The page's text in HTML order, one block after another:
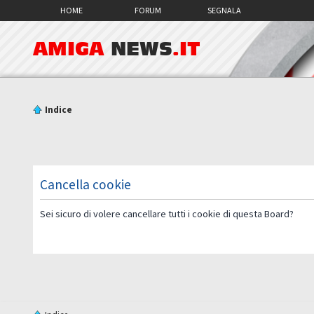
HOME FORUM SEGNALA
AMIGA NEWS.IT
Indice
Cancella cookie
Sei sicuro di volere cancellare tutti i cookie di questa Board?